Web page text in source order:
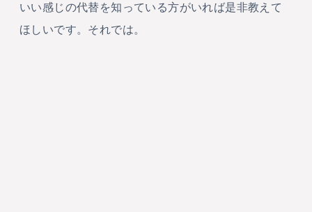
いい感じの代替を知っている方がいれば是非教えて
ほしいです。それでは。